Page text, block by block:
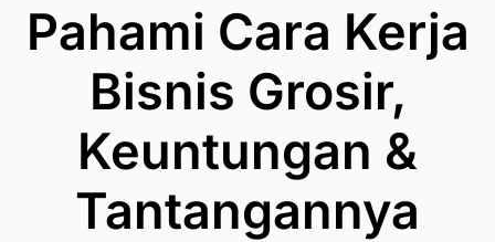
Pahami Cara Kerja
Bisnis Grosir,
Keuntungan &
Tantangannya